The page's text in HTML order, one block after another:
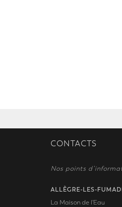
CONTACTS
Nos points
ALLÈGRE-LES-
La Maison de l'Eau